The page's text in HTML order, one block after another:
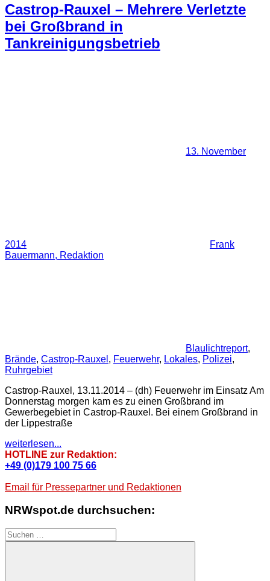
Castrop-Rauxel – Mehrere Verletzte
bei Großbrand in
Tankreinigungsbetrieb
13. November
2014
Frank
Bauermann, Redaktion
Blaulichtreport,
Brände, Castrop-Rauxel , Feuerwehr, Lokales, Polizei,
Ruhrgebiet
Castrop-Rauxel, 13.11.2014 – (dh) Feuerwehr im Einsatz Am
Donnerstag morgen kam es zu einen Großbrand im
Gewerbegebiet in Castrop-Rauxel. Bei einem Großbrand in
der Lippestraße
weiterlesen...
HOTLINE zur Redaktion:
+49 (0)179 100 75 66
Email für Pressepartner und Redaktionen
NRWspot.de durchsuchen:
Suchen
nach: